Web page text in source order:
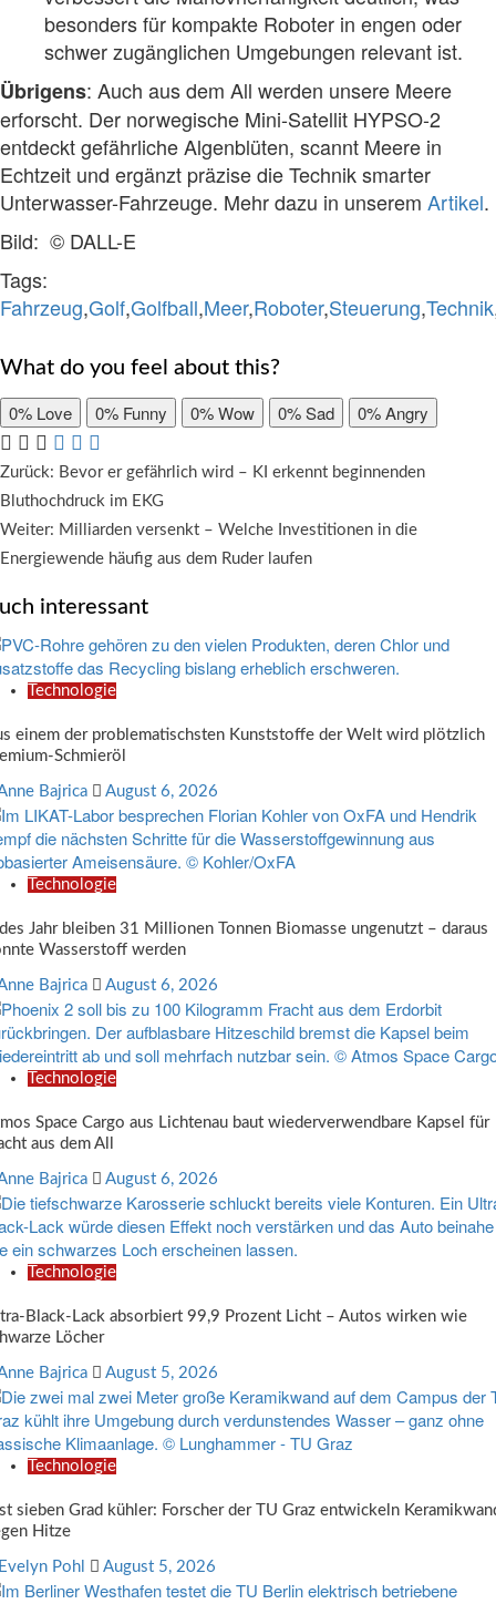
besonders für kompakte Roboter in engen oder
schwer zugänglichen Umgebungen relevant ist.
Übrigens: Auch aus dem All werden unsere Meere
erforscht. Der norwegische Mini-Satellit HYPSO-2
entdeckt gefährliche Algenblüten, scannt Meere in
Echtzeit und ergänzt präzise die Technik smarter
Unterwasser-Fahrzeuge. Mehr dazu in unserem Artikel.
Bild: © DALL-E
Tags:
Fahrzeug,Golf,Golfball,Meer,Roboter,Steuerung,Technik
What do you feel about this?
0% Love 0% Funny 0%Wow 0%Sad 0%Angry
Beitragsnavigation
Zurück: Bevor er gefährlich wird – KI erkennt beginnenden
Bluthochdruck im EKG
Weiter: Milliarden versenkt – Welche Investitionen in die
Energiewende häufig aus dem Ruder laufen
interessant
Technologie
einem der problematischsten Kunststoffe der Welt wird plötzlich
Schmieröl
Bajrica August 6, 2026
Technologie
Jahr bleiben 31 Millionen Tonnen Biomasse ungenutzt – daraus
Wasserstoff werden
Bajrica August 6, 2026
Technologie
Space Cargo aus Lichtenau baut wiederverwendbare Kapsel für
aus dem All
Bajrica August 6, 2026
Technologie
Black-Lack absorbiert 99,9 Prozent Licht – Autos wirken wie
Löcher
Bajrica August 5, 2026
Technologie
sieben Grad kühler: Forscher der TU Graz entwickeln
Hitze
Pohl August 5, 2026